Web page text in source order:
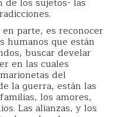
parte, es reconocer
humanos que están
buscar develar
en las cuales
del
la guerra, están las
los amores,
Las alianzas, y los